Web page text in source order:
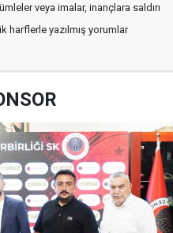
veya imalar, inançlara saldırı
harflerle yazılmış yorumlar